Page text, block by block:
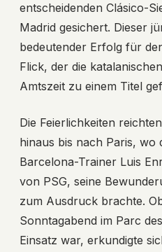
entscheidenden Clásico-
Madrid gesichert. Dieser
bedeutender Erfolg für
Flick, der die
Amtszeit zu einem Titel
Die Feierlichkeiten
hinaus bis nach Paris, wo
Barcelona-Trainer Luis
von PSG, seine
zum Ausdruck brachte.
Sonntagabend im Parc
Einsatz war, erkundigte